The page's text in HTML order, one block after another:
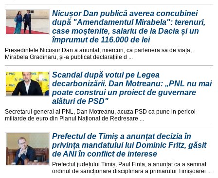
Nicușor Dan publică averea concubinei
după "Amendamentul Mirabela": terenuri,
case moștenite, salariu de la Dacia și un
împrumut de 116.000 de lei
Președintele Nicușor Dan a anunțat, miercuri, ca partenera sa de viața,
Mirabela Gradinaru, și-a publicat declarațiile d ...
Scandal după votul pe Legea
decarbonizării. Dan Motreanu: „PNL nu mai
poate construi un proiect de guvernare
alături de PSD"
Secretarul general al PNL, Dan Motreanu, acuza PSD ca pune in pericol
miliarde de euro din Planul Național de Redresare ...
Prefectul de Timiș a anunțat decizia în
privința mandatului lui Dominic Fritz, găsit
de ANI în conflict de interese
Prefectul județului Timiș, Paul Finta, a anunțat ca a semnat
ordinul de sancționare disciplinara a primarului Timișoarei ...